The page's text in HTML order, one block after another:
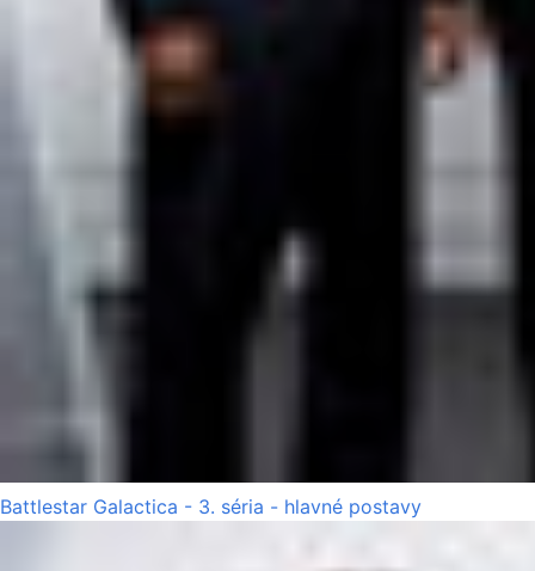
Battlestar Galactica - 3. séria - hlavné postavy